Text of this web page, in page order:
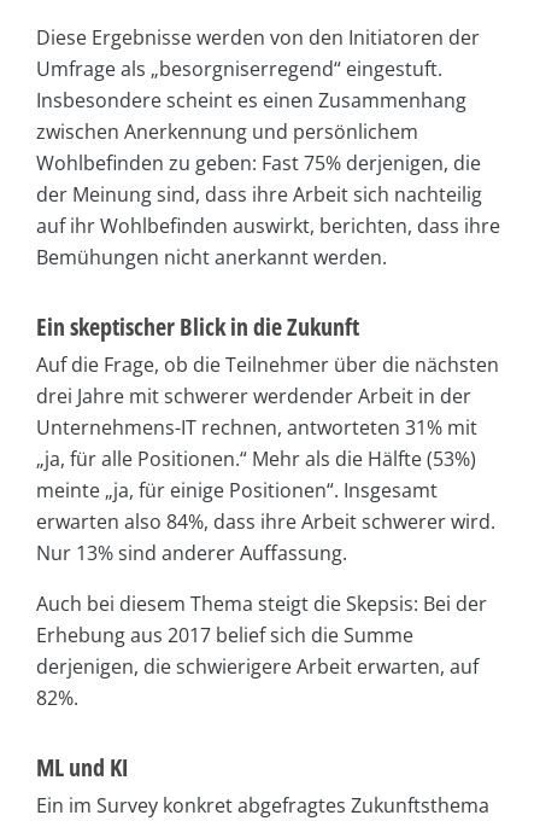
Diese Ergebnisse werden von den Initiatoren der
Umfrage als „besorgniserregend“ eingestuft.
Insbesondere scheint es einen Zusammenhang
zwischen Anerkennung und persönlichem
Wohlbefinden zu geben: Fast 75% derjenigen, die
der Meinung sind, dass ihre Arbeit sich nachteilig
auf ihr Wohlbefinden auswirkt, berichten, dass ihre
Bemühungen nicht anerkannt werden.
Ein skeptischer Blick in die Zukunft
Auf die Frage, ob die Teilnehmer über die nächsten
drei Jahre mit schwerer werdender Arbeit in der
Unternehmens-IT rechnen, antworteten 31% mit
„ja, für alle Positionen.“ Mehr als die Hälfte (53%)
meinte „ja, für einige Positionen“. Insgesamt
erwarten also 84%, dass ihre Arbeit schwerer wird.
Nur 13% sind anderer Auffassung.
Auch bei diesem Thema steigt die Skepsis: Bei der
Erhebung aus 2017 belief sich die Summe
derjenigen, die schwierigere Arbeit erwarten, auf
82%.
ML und KI
Ein im Survey konkret abgefragtes Zukunftsthema